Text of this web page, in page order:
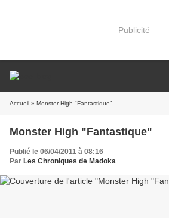
Publicité
Accueil » Monster High "Fantastique"
Monster High "Fantastique"
Publié le 06/04/2011 à 08:16
Par Les Chroniques de Madoka